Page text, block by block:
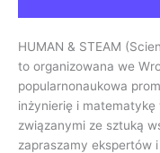
HUMAN & STEAM
to organizowana we
popularnonaukowa
inżynierię i matematykę
związanymi ze sztuką
zapraszamy ekspertów